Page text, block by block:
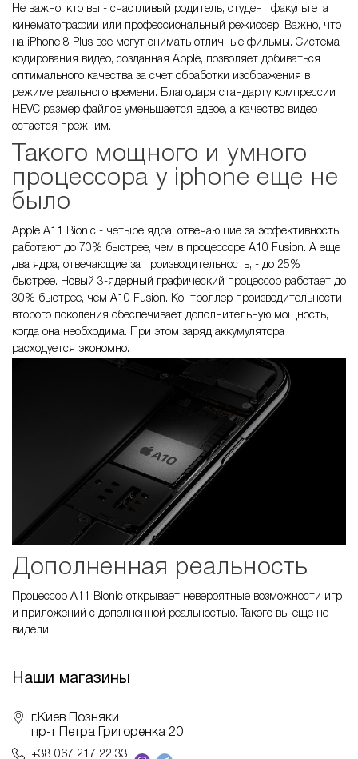
Не важно, кто вы - счастливый родитель, студент факультета
кинематографии или профессиональный режиссер. Важно, что
на iPhone 8 Plus все могут снимать отличные фильмы. Система
кодирования видео, созданная Apple, позволяет добиваться
оптимального качества за счет обработки изображения в
режиме реального времени. Благодаря стандарту компрессии
HEVC размер файлов уменьшается вдвое, а качество видео
остается прежним.
Такого мощного и умного
процессора у iphone еще не
было
Apple A11 Bionic - четыре ядра, отвечающие за эффективность,
работают до 70% быстрее, чем в процессоре A10 Fusion. А еще
два ядра, отвечающие за производительность, - до 25%
быстрее. Новый 3-ядерный графический процессор работает до
30% быстрее, чем A10 Fusion. Контроллер производительности
второго поколения обеспечивает дополнительную мощность,
когда она необходима. При этом заряд аккумулятора
расходуется экономно.
Дополненная реальность
Процессор A11 Bionic открывает невероятные возможности игр
и приложений с дополненной реальностью. Такого вы еще не
видели.
Наши магазины
г.Киев Позняки
пр-т Петра Григоренка 20
+38 067 217 22 33